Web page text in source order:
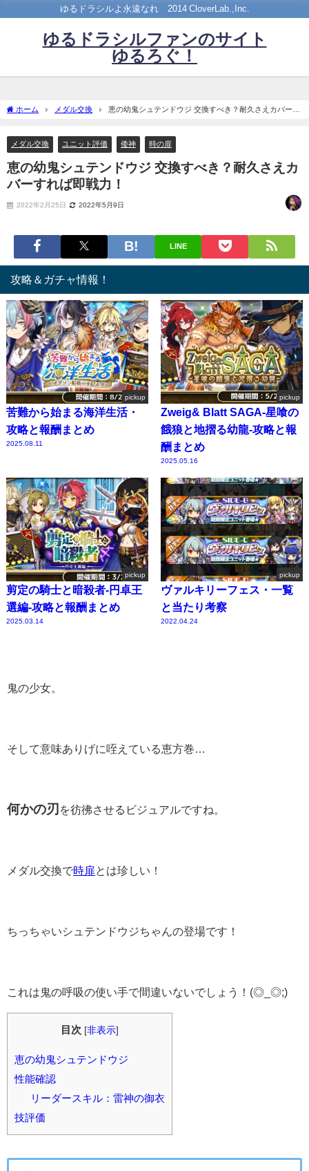
ゆるドラシルよ永遠なれ©2014 CloverLab.,Inc.
ゆるドラシルファンのサイト
ゆるろぐ！
ホーム メダル交換
恵の幼鬼シュテンドウジ 交換すべき？耐久さえカバーす
メダル交換 ユニット評価 倭神 時の扉
恵の幼鬼シュテンドウジ 交換すべき？耐久さえカ
バーすれば即戦力！
2022年2月25日 2022年5月9日
LINE
攻略＆ガチャ情報！
pickup
苦難から始まる海洋生活・
攻略と報酬まとめ
2025.08.11
pickup
Zweig& Blatt SAGA-星喰の
餓狼と地摺る幼龍-攻略と報
酬まとめ
2025.05.16
pickup
剪定の騎士と暗殺者-円卓王
選編-攻略と報酬まとめ
2025.03.14
pickup
ヴァルキリーフェス・一覧
と当たり考察
2022.04.24
鬼の少女。
そして意味ありげに咥えている恵方巻…
何かの刃 を彷彿させるビジュアルですね。
メダル交換で時扉 とは珍しい！
ちっちゃいシュテンドウジちゃんの登場です！
これは鬼の呼吸の使い手で間違いないでしょう！(◎_◎;)
目次 [非表示]
恵の幼鬼シュテンドウジ
性能確認
リーダースキル：雷神の御衣
技評価